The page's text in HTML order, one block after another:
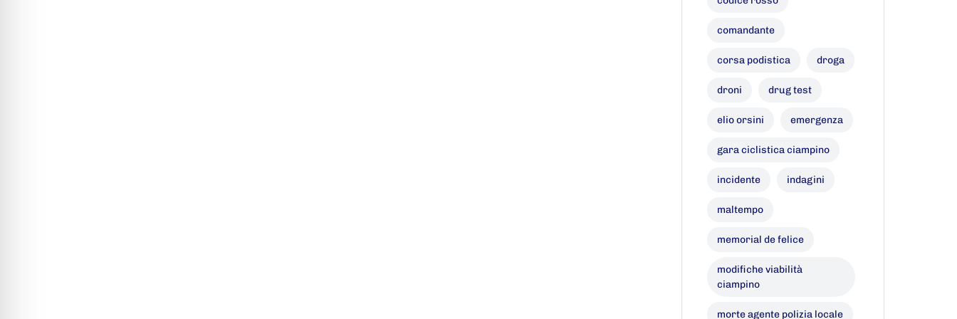
comandante
corsa podistica droga
droni drug test
elio orsini emergenza
gara ciclistica ciampino
incidente indagini
maltempo
memorial de felice
modifiche viabilità
ciampino
morte agente polizia locale